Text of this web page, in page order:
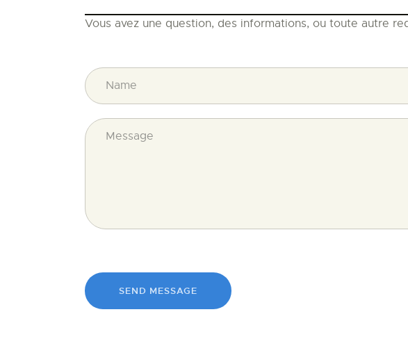
LE
L’AIR
Vous avez une question, des informations, ou toute autre